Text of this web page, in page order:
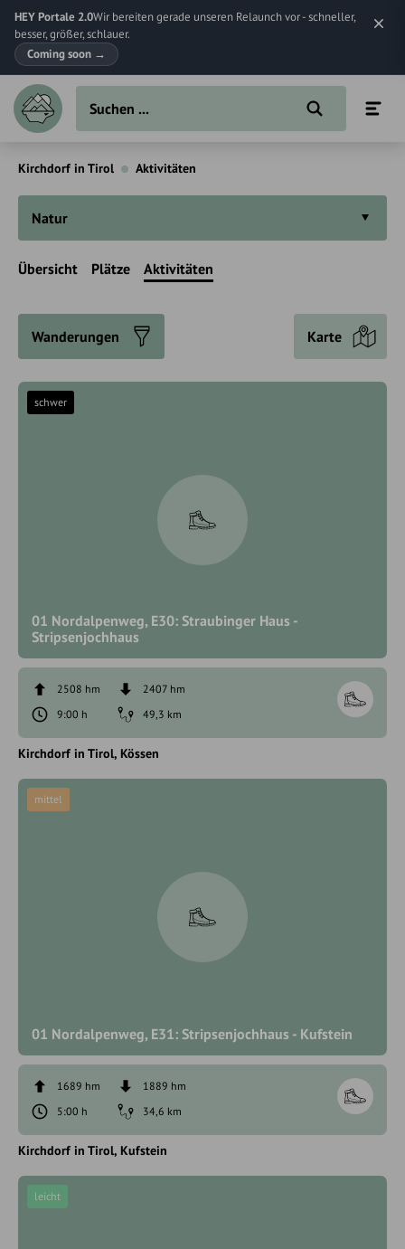
HEY Portale 2.0Wir bereiten gerade unseren Relaunch vor - schneller,
besser, größer, schlauer.
Coming soon →
Kirchdorf in Tirol Aktivitäten
Natur
Übersicht Plätze Aktivitäten
Wanderungen Karte
01 Nordalpenweg, E30: Straubinger Haus -
Stripsenjochhaus
schwer
2508 hm
2407 hm
9:00 h
49,3 km
Kirchdorf in Tirol Kössen
01 Nordalpenweg, E31: Stripsenjochhaus - Kufstein
mittel
1689 hm
1889 hm
5:00 h
34,6 km
Kirchdorf in Tirol Kufstein
leicht